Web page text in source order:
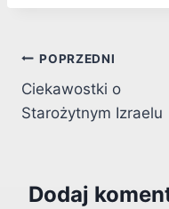
Nawigacja
wpisu
POPRZEDNI
Ciekawostki o
Starożytnym Izraelu
Dodaj